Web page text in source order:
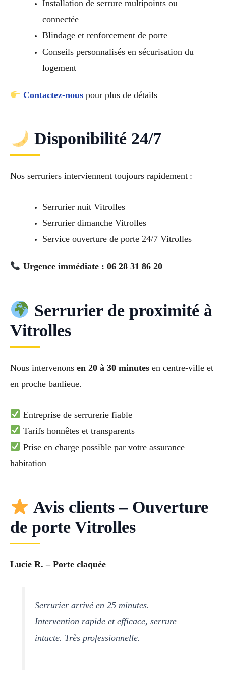
Installation de serrure multipoints ou
connectée
Blindage et renforcement de porte
Conseils personnalisés en sécurisation du
logement
Contactez-nouspour plus de détails
Disponibilité 24/7
Nos serruriers interviennent toujours rapidement :
Serrurier nuit Vitrolles
Serrurier dimanche Vitrolles
Service ouverture de porte 24/7 Vitrolles
Urgence immédiate : 06 28 31 86 20
Serrurier de proximité à
Vitrolles
Nous intervenons en 20 à 30 minutes en centre-ville et
en proche banlieue.
Entreprise de serrurerie fiable
Tarifs honnêtes et transparents
Prise en charge possible par votre assurance
habitation
Avis clients – Ouverture
de porte Vitrolles
Lucie R. – Porte claquée
Serrurier arrivé en 25 minutes.
Intervention rapide et efficace, serrure
intacte. Très professionnelle.